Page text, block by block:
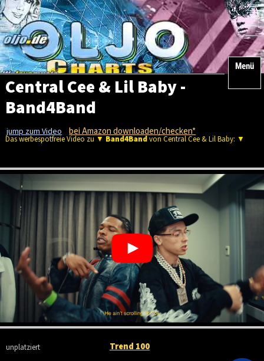
Menü
Central Cee & Lil Baby -
Band4Band
jump zum Video bei Amazon downloaden/checken*
Das werbespotfreie Video zu ▼ Band4Bandvon Central Cee & Lil Baby: ▼
unplatziert Trend 100